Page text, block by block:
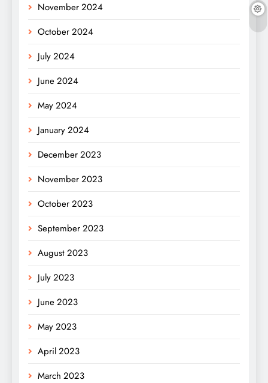
November 2024
October 2024
July 2024
June 2024
May 2024
January 2024
December 2023
November 2023
October 2023
September 2023
August 2023
July 2023
June 2023
May 2023
April 2023
March 2023